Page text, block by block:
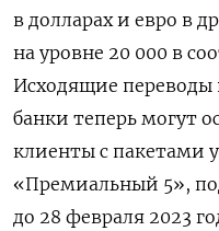
в долларах и евро в
на уровне 20 000 в
Исходящие переводы
банки теперь могут
клиенты с пакетами
«Премиальный 5»,
до 28 февраля 2023